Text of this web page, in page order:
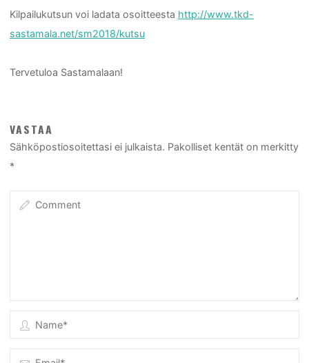
Kilpailukutsun voi ladata osoitteesta http://www.tkd-
sastamala.net/sm2018/kutsu
Tervetuloa Sastamalaan!
VASTAA
Sähköpostiosoitettasi ei julkaista. Pakolliset kentät on merkitty
*